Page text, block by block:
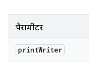
पैरामीटर
printWriter